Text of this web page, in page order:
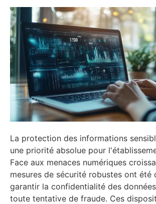
La protection des informations
une priorité absolue pour
Face aux menaces numériques
mesures de sécurité robustes ont été
garantir la confidentialité des
toute tentative de fraude. Ces